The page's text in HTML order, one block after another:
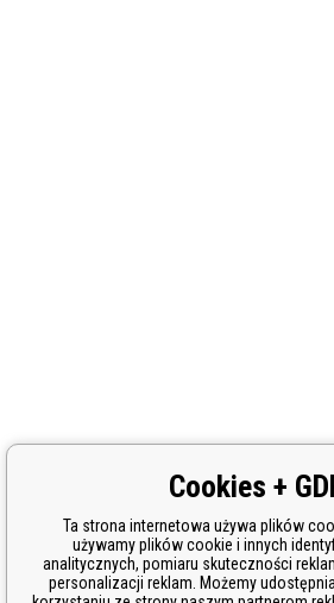
Cookies +
Ta strona internetowa używa plików
używamy plików cookie i innych
analitycznych, pomiaru skuteczności
personalizacji reklam. Możemy